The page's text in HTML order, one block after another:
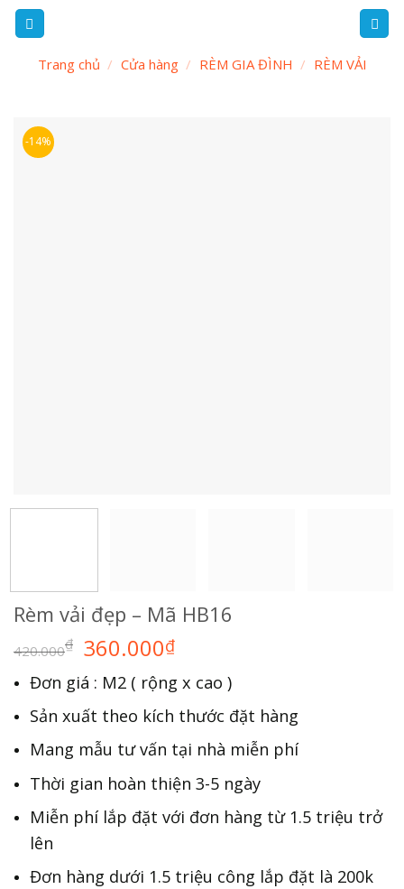
Skip
Trang chủ / Cửa hàng / RÈM GIA ĐÌNH / RÈM VẢI
-14%
Rèm vải đẹp – Mã HB16
420.000₫ 360.000₫
Đơn giá : M2 ( rộng x cao )
Sản xuất theo kích thước đặt hàng
Mang mẫu tư vấn tại nhà miễn phí
Thời gian hoàn thiện 3-5 ngày
Miễn phí lắp đặt với đơn hàng từ 1.5 triệu trở
lên
Đơn hàng dưới 1.5 triệu công lắp đặt là 200k